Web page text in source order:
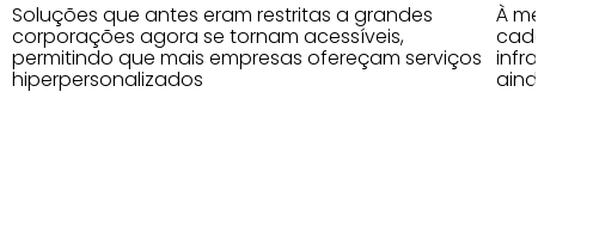
Soluções que antes eram restritas a grandes
corporações agora se tornam acessíveis,
permitindo que mais empresas ofereçam serviços
hiperpersonalizados
À
cada vez
ainda